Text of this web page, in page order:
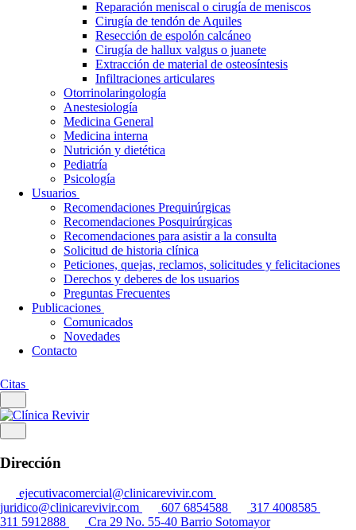
Reparación meniscal o cirugía de meniscos
Cirugía de tendón de Aquiles
Resección de espolón calcáneo
Cirugía de hallux valgus o juanete
Extracción de material de osteosíntesis
Infiltraciones articulares
Otorrinolaringología
Anestesiología
Medicina General
Medicina interna
Nutrición y dietética
Pediatría
Psicología
Usuarios
Recomendaciones Prequirúrgicas
Recomendaciones Posquirúrgicas
Recomendaciones para asistir a la consulta
Solicitud de historia clínica
Peticiones, quejas, reclamos, solicitudes y felicitaciones
Derechos y deberes de los usuarios
Preguntas Frecuentes
Publicaciones
Comunicados
Novedades
Contacto
Citas
Dirección
ejecutivacomercial@clinicarevivir.com
juridico@clinicarevivir.com
607 6854588
317 4008585
311 5912888
Cra 29 No. 55-40 Barrio Sotomayor